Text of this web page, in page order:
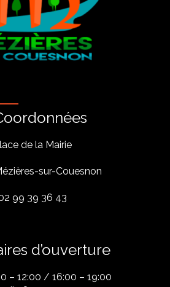
de la Mairie
sur-Couesnon
99 39 36 43
d’ouverture
– 12:00 / 16:00 – 19:00